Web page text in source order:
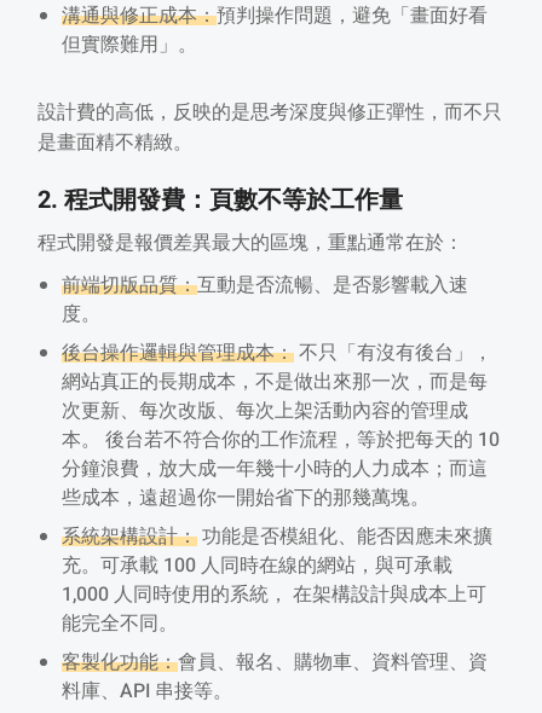
溝通與修正成本：預判操作問題，避免「畫面好看
但實際難用」。
設計費的高低，反映的是思考深度與修正彈性，而不只
是畫面精不精緻。
2. 程式開發費：頁數不等於工作量
程式開發是報價差異最大的區塊，重點通常在於：
前端切版品質：互動是否流暢、是否影響載入速
度。
後台操作邏輯與管理成本：不只「有沒有後台」，
網站真正的長期成本，不是做出來那一次，而是每
次更新、每次改版、每次上架活動內容的管理成
本。 後台若不符合你的工作流程，等於把每天的 10
分鐘浪費，放大成一年幾十小時的人力成本；而這
些成本，遠超過你一開始省下的那幾萬塊。
系統架構設計：功能是否模組化、能否因應未來擴
充。可承載 100 人同時在線的網站，與可承載
1,000 人同時使用的系統， 在架構設計與成本上可
能完全不同。
客製化功能：會員、報名、購物車、資料管理、資
料庫、API 串接等。